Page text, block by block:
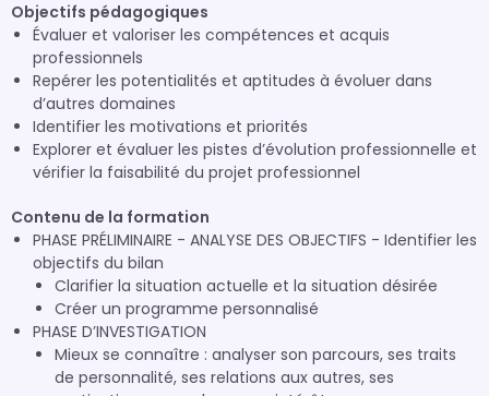
Objectifs pédagogiques
Évaluer et valoriser les compétences et acquis
professionnels
Repérer les potentialités et aptitudes à évoluer dans
d’autres domaines
Identifier les motivations et priorités
Explorer et évaluer les pistes d’évolution professionnelle et
vérifier la faisabilité du projet professionnel
Contenu de la formation
PHASE PRÉLIMINAIRE - ANALYSE DES OBJECTIFS - Identifier les
objectifs du bilan
Clarifier la situation actuelle et la situation désirée
Créer un programme personnalisé
PHASE D’INVESTIGATION
Mieux se connaître : analyser son parcours, ses traits
de personnalité, ses relations aux autres, ses